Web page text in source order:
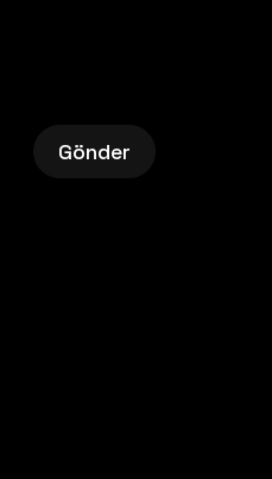
Gönder